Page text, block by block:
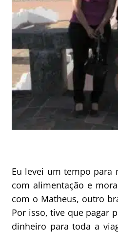
Eu levei um tempo para
com alimentação e
com o Matheus, outro
Por isso, tive que pagar
dinheiro para toda a